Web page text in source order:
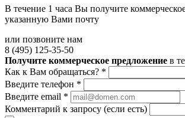
В течение 1 часа Вы получите
указанную Вами почту
или позвоните нам
8 (495) 125-35-50
Получите коммерческое предложение в
Как к Вам обращаться? *
Введите телефон *
Введите email *
Комментарий к запросу (если есть)